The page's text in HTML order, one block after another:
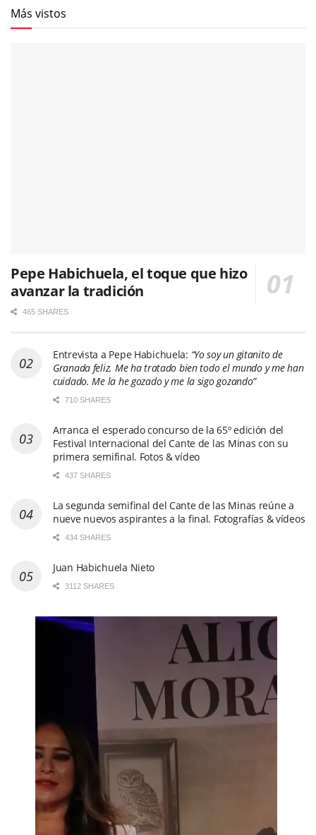
Más vistos
Pepe Habichuela, el toque que hizo
avanzar la tradición
465 SHARES
Entrevista a Pepe Habichuela: “Yo soy un gitanito de
Granada feliz. Me ha tratado bien todo el mundo y me han
cuidado. Me la he gozado y me la sigo gozando”
710 SHARES
Arranca el esperado concurso de la 65º edición del
Festival Internacional del Cante de las Minas con su
primera semifinal. Fotos & vídeo
437 SHARES
La segunda semifinal del Cante de las Minas reúne a
nueve nuevos aspirantes a la final. Fotografías & vídeos
434 SHARES
Juan Habichuela Nieto
3112 SHARES